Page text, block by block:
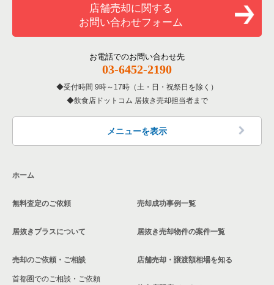
洋食の居抜き売却物件の案件一覧
その他の居抜き売却物件の案件一覧
さいたま市南区の飲食店の居抜き売却物件の案件一覧
熊谷市の飲食店の居抜き売却物件の案件一覧
蕨市の飲食店の居抜き売却物件の案件一覧
所沢市の飲食店の居抜き売却物件の案件一覧
川越市の飲食店の居抜き売却物件の案件一覧
和光市の飲食店の居抜き売却物件の案件一覧
東松山市の飲食店の居抜き売却物件の案件一覧
埼玉県のバーの居抜き売却物件の案件一覧
埼玉県の居酒屋・ダイニングバーの居抜き売却物件の案件一覧
埼玉県の和食の居抜き売却物件の案件一覧
埼玉県の洋食の居抜き売却物件の案件一覧
埼玉県のその他の居抜き売却物件の案件一覧
店舗売却に関する
お問い合わせフォーム
お電話でのお問い合わせ先
03-6452-2190
受付時間 9時～17時（土・日・祝祭日を除く）
飲食店ドットコム 居抜き売却担当者まで
メニューを表示
ホーム
無料査定のご依頼
居抜きプラスについて
売却のご依頼・ご相談
首都圏でのご相談・ご依頼
売却成功事例一覧
居抜き売却物件の案件一覧
店舗売却・譲渡額相場を知る